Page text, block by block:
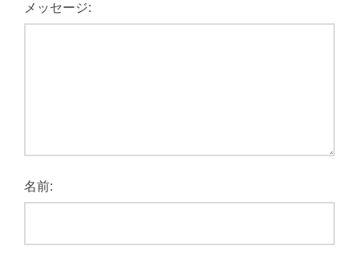
メッセージ:
名前: